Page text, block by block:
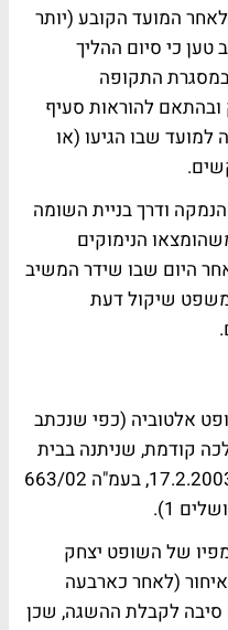
המועד הקובע (יותר
כי סיום ההליך
התבצע ביום 9.3.2004 במסגרת התקופה
להוראות סעיף
למועד שבו הגיעו (או
ודרך בניית השומה
הנימוקים
היום שבו שידר המשיב
שיקול דעת
אלטוביה (כפי שנכתב
קודמת, שניתנה בבית
המשפט המחוזי בירושלים ביום 17.2.2003, בעמ"ה 663/02
1).
של השופט יצחק
(לאחר כארבעה
סיבה לקבלת ההשגה, שכן